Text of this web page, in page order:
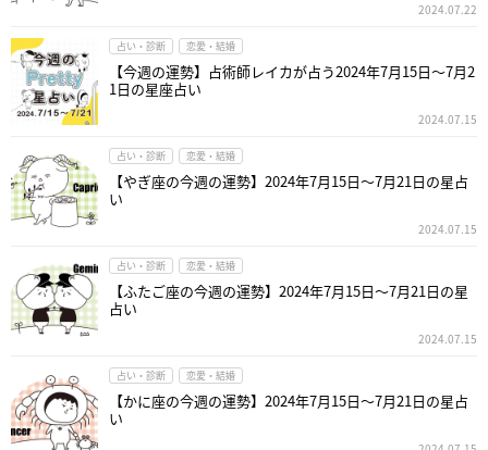
2024.07.22
占い・診断 恋愛・結婚
【今週の運勢】占術師レイカが占う2024年7月15日～7月2
1日の星座占い
2024.07.15
占い・診断 恋愛・結婚
【やぎ座の今週の運勢】2024年7月15日～7月21日の星占
い
2024.07.15
占い・診断 恋愛・結婚
【ふたご座の今週の運勢】2024年7月15日～7月21日の星
占い
2024.07.15
占い・診断 恋愛・結婚
【かに座の今週の運勢】2024年7月15日～7月21日の星占
い